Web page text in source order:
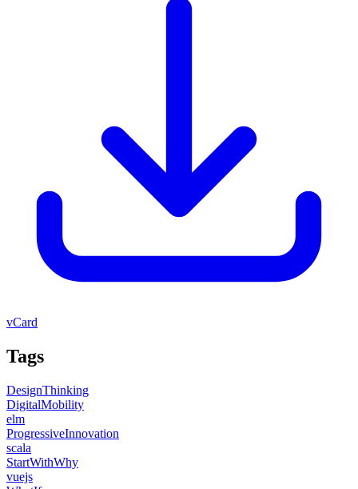
vCard
Tags
DesignThinking
DigitalMobility
elm
ProgressiveInnovation
scala
StartWithWhy
vuejs